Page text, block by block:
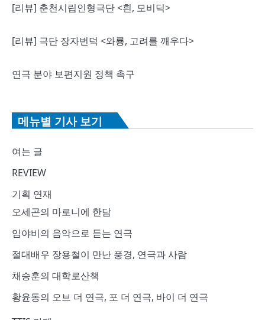
[리뷰] 춘천시립인형극단 <흰, 모비딕>
[리뷰] 극단 장자번덕 <와룡, 고려를 깨우다>
연극 분야 보편지원 정책 촉구
메뉴별 기사 보기
여는 글
REVIEW
기획 연재
오세곤의 마로니에 한담
임야비의 음악으로 듣는 연극
절대배우 장용철이 만난 풍경, 연극과 사람
채승훈의 대학로산책
황윤동의 오브 더 연극, 포 더 연극, 바이 더 연극